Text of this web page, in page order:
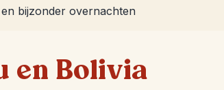
bijzonder overnachten
en Bolivia